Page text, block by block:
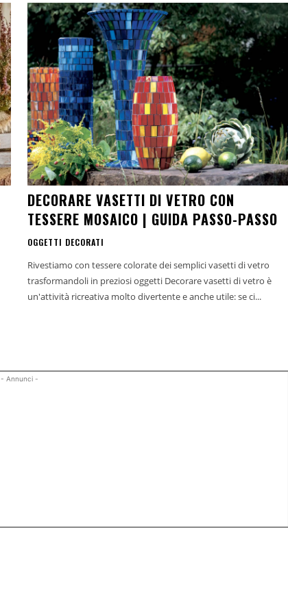
DECORARE VASETTI DI VETRO CON
TESSERE MOSAICO | GUIDA PASSO-PASSO
OGGETTI DECORATI
Rivestiamo con tessere colorate dei semplici vasetti di vetro
trasformandoli in preziosi oggetti Decorare vasetti di vetro è
un'attività ricreativa molto divertente e anche utile: se ci...
- Annunci -